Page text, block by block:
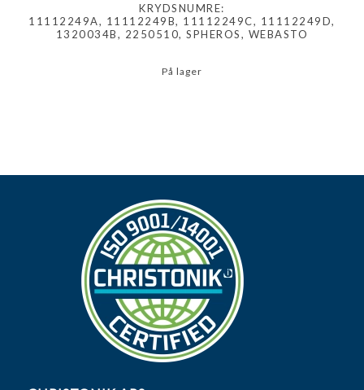
KRYDSNUMRE:
11112249A, 11112249B, 11112249C, 11112249D,
1320034B, 2250510, SPHEROS, WEBASTO
På lager